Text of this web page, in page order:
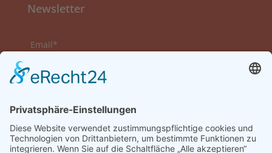
Newsletter
Email*
Nachname